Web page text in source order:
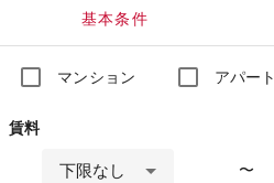
基本条件
マンション アパート
賃料
下限なし 〜